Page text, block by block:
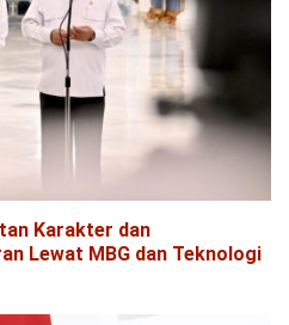
Karakter dan
Lewat MBG dan Teknologi